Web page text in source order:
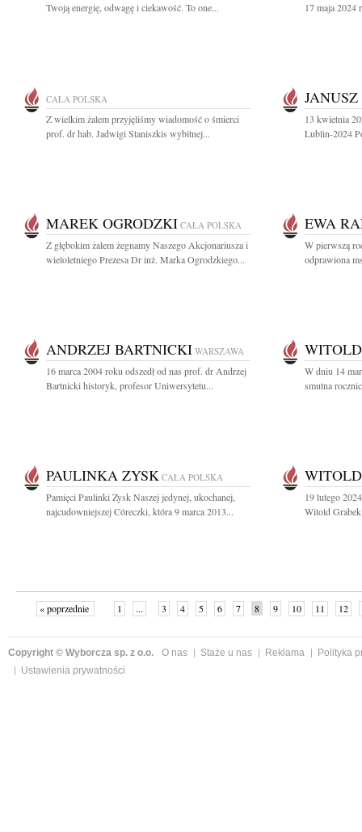
Twoją energię, odwagę i ciekawość. To one...
17 maja 2024
CAŁA POLSKA
Z wielkim żalem przyjęliśmy wiadomość o śmierci
prof. dr hab. Jadwigi Staniszkis wybitnej...
13 kwietnia
Lublin-2024
MAREK OGRODZKI CAŁA POLSKA
Z głębokim żalem żegnamy Naszego Akcjonariusza i
wieloletniego Prezesa Dr inż. Marka Ogrodzkiego...
EWA
W pierwszą
odprawiona
ANDRZEJ BARTNICKI WARSZAWA
16 marca 2004 roku odszedł od nas prof. dr Andrzej
Bartnicki historyk, profesor Uniwersytetu...
W dniu 14
smutna
PAULINKA ZYSK CAŁA POLSKA
Pamięci Paulinki Zysk Naszej jedynej, ukochanej,
najcudowniejszej Córeczki, która 9 marca 2013...
19 lutego
Witold
« poprzednie 1 ... 3 4 5 6 7 8 9 10 11 12
Copyright © Wyborcza sp. z o.o. O nas Staże u nas Reklama
Polityka
Ustawienia prywatności